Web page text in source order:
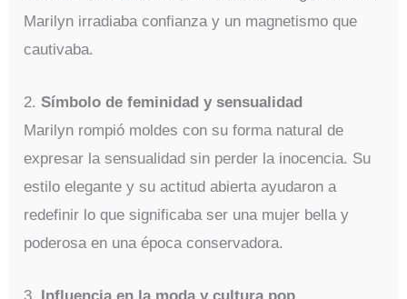
Marilyn irradiaba confianza y un magnetismo que
cautivaba.
2.Símbolo de feminidad y sensualidad
Marilyn rompió moldes con su forma natural de
expresar la sensualidad sin perder la inocencia. Su
estilo elegante y su actitud abierta ayudaron a
redefinir lo que significaba ser una mujer bella y
poderosa en una época conservadora.